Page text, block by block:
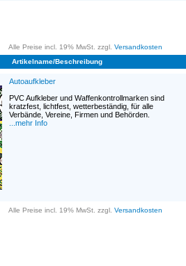
Alle Preise incl. 19% MwSt. zzgl. Versandkosten
Artikelname/Beschreibung
Autoaufkleber
PVC Aufkleber und Waffenkontrollmarken sind
kratzfest, lichtfest, wetterbeständig, für alle
Verbände, Vereine, Firmen und Behörden.
...mehr Info
Alle Preise incl. 19% MwSt. zzgl. Versandkosten